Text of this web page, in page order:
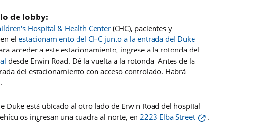
de lobby:
Hospital & Health Center (CHC), pacientes y
el estacionamiento del CHC junto a la entrada del Duke
acceder a este estacionamiento, ingrese a la rotonda del
desde Erwin Road. Dé la vuelta a la rotonda. Antes de la
del estacionamiento con acceso controlado. Habrá
Duke está ubicado al otro lado de Erwin Road del hospital
ingresan una cuadra al norte, en 2223 Elba Street
.